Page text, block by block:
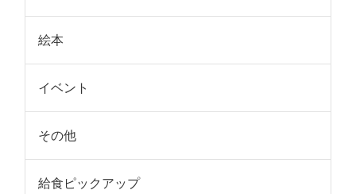
絵本
イベント
その他
給食ピックアップ